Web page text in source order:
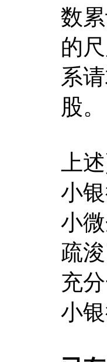
数
的
系
股。
上
小
小
疏
充
小